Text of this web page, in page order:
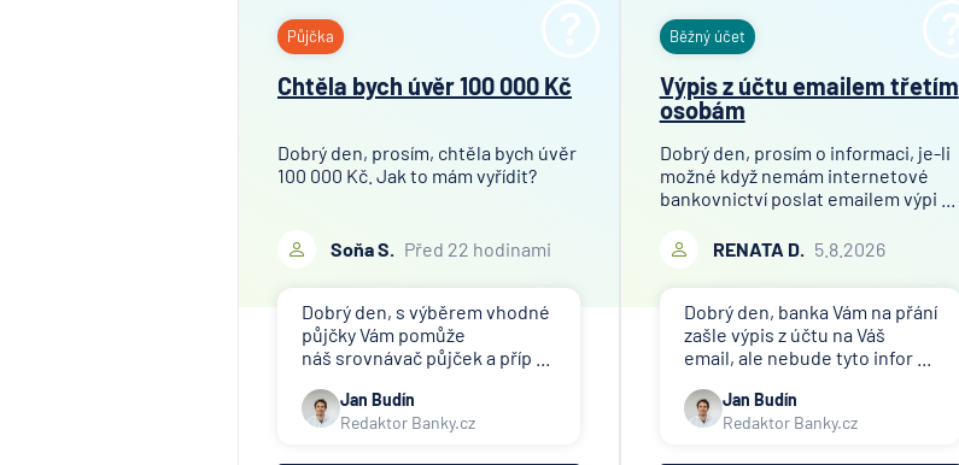
Půjčka
Chtěla bych úvěr 100 000 Kč
Dobrý den, prosím, chtěla bych úvěr
100 000 Kč. Jak to mám vyřídit?
Soňa S. Před 22 hodinami
Dobrý den, s výběrem vhodné
půjčky Vám pomůže
náš srovnávač půjček a příp ...
Jan Budín
Redaktor Banky.cz
Běžný účet
Výpis z účtu emailem třetím
osobám
Dobrý den, prosím o informaci, je-li
možné když nemám internetové
bankovnictví poslat emailem výpi ...
RENATA D. 5.8.2026
Dobrý den, banka Vám na přání
zašle výpis z účtu na Váš
email, ale nebude tyto infor ...
Jan Budín
Redaktor Banky.cz